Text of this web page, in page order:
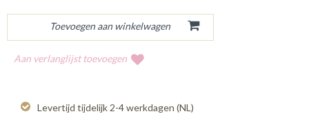
Aan verlanglijst toevoegen
Levertijd tijdelijk 2-4 werkdagen (NL)